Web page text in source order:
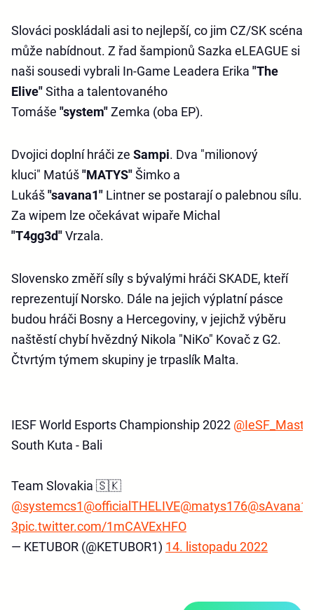
Slováci poskládali asi to nejlepší, co jim CZ/SK scéna
může nabídnout. Z řad šampionů Sazka eLEAGUE si
naši sousedi vybrali In-Game Leadera Erika "The
Elive"Sitha a talentovaného
Tomáše "system"Zemka (oba EP).
Dvojici doplní hráči ze Sampi. Dva "milionový
kluci" Matúš"MATYS"Šimko a
Lukáš"savana1" Lintner se postarají o palebnou sílu.
Za wipem lze očekávat wipaře Michal
"T4gg3d"Vrzala.
Slovensko změří síly s bývalými hráči SKADE, kteří
reprezentují Norsko. Dále na jejich výplatní pásce
budou hráči Bosny a Hercegoviny, v jejichž výběru
naštěstí chybí hvězdný Nikola "NiKo" Kovač z G2.
Čtvrtým týmem skupiny je trpaslík Malta.
IESF World Esports Championship 2022
South Kuta - Bali
Team Slovakia 🇸🇰
@systemcs1@officialTHELIVE@matys176
3pic.twitter.com/1mCAVExHFO
— KETUBOR (@KETUBOR1) 14. listopadu 2022